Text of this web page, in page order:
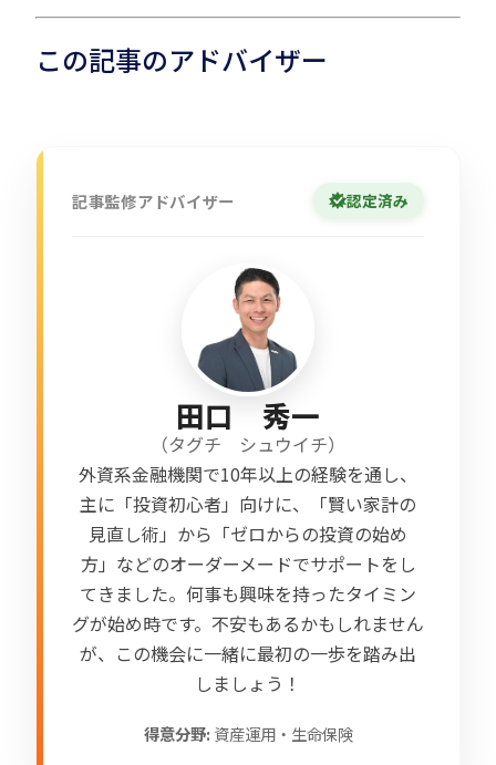
この記事のアドバイザー
記事監修アドバイザー 認定済み
田口 秀一
（タグチ シュウイチ）
外資系金融機関で10年以上の経験を通し、
主に「投資初心者」向けに、「賢い家計の
見直し術」から「ゼロからの投資の始め
方」などのオーダーメードでサポートをし
てきました。何事も興味を持ったタイミン
グが始め時です。不安もあるかもしれません
が、この機会に一緒に最初の一歩を踏み出
しましょう！
得意分野: 資産運用・生命保険